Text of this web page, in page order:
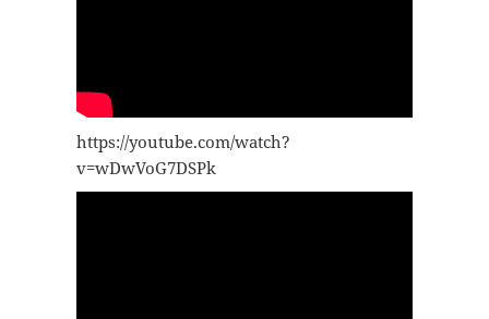
https://youtube.com/watch?
v=wDwVoG7DSPk